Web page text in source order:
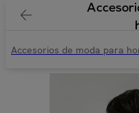
Accesorios de moda para